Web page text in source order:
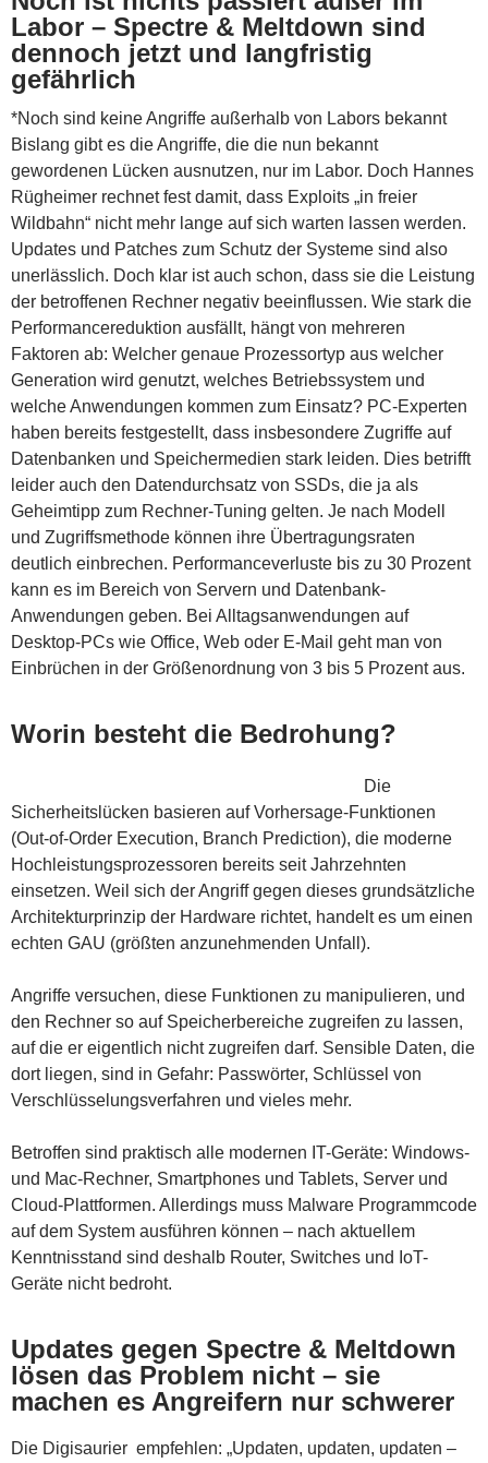
Labor – Spectre & Meltdown sind
dennoch jetzt und langfristig
gefährlich
*Noch sind keine Angriffe außerhalb von Labors bekannt
Bislang gibt es die Angriffe, die die nun bekannt
gewordenen Lücken ausnutzen, nur im Labor. Doch Hannes
Rügheimer rechnet fest damit, dass Exploits „in freier
Wildbahn“ nicht mehr lange auf sich warten lassen werden.
Updates und Patches zum Schutz der Systeme sind also
unerlässlich. Doch klar ist auch schon, dass sie die Leistung
der betroffenen Rechner negativ beeinflussen. Wie stark die
Performancereduktion ausfällt, hängt von mehreren
Faktoren ab: Welcher genaue Prozessortyp aus welcher
Generation wird genutzt, welches Betriebssystem und
welche Anwendungen kommen zum Einsatz? PC-Experten
haben bereits festgestellt, dass insbesondere Zugriffe auf
Datenbanken und Speichermedien stark leiden. Dies betrifft
leider auch den Datendurchsatz von SSDs, die ja als
Geheimtipp zum Rechner-Tuning gelten. Je nach Modell
und Zugriffsmethode können ihre Übertragungsraten
deutlich einbrechen. Performanceverluste bis zu 30 Prozent
kann es im Bereich von Servern und Datenbank-
Anwendungen geben. Bei Alltagsanwendungen auf
Desktop-PCs wie Office, Web oder E-Mail geht man von
Einbrüchen in der Größenordnung von 3 bis 5 Prozent aus.
Worin besteht die Bedrohung?
Die
Sicherheitslücken basieren auf Vorhersage-Funktionen
(Out-of-Order Execution, Branch Prediction), die moderne
Hochleistungsprozessoren bereits seit Jahrzehnten
einsetzen. Weil sich der Angriff gegen dieses grundsätzliche
Architekturprinzip der Hardware richtet, handelt es um einen
echten GAU (größten anzunehmenden Unfall).
Angriffe versuchen, diese Funktionen zu manipulieren, und
den Rechner so auf Speicherbereiche zugreifen zu lassen,
auf die er eigentlich nicht zugreifen darf. Sensible Daten, die
dort liegen, sind in Gefahr: Passwörter, Schlüssel von
Verschlüsselungsverfahren und vieles mehr.
Betroffen sind praktisch alle modernen IT-Geräte: Windows-
und Mac-Rechner, Smartphones und Tablets, Server und
Cloud-Plattformen. Allerdings muss Malware Programmcode
auf dem System ausführen können – nach aktuellem
Kenntnisstand sind deshalb Router, Switches und IoT-
Geräte nicht bedroht.
Updates gegen Spectre & Meltdown
lösen das Problem nicht – sie
machen es Angreifern nur schwerer
Die Digisaurier empfehlen: „Updaten, updaten, updaten –